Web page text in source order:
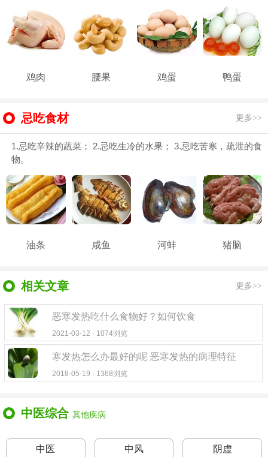
鸡肉 腰果 鸡蛋 鸭蛋
忌吃食材 更多>>
1.忌吃辛辣的蔬菜； 2.忌吃生冷的水果； 3.忌吃苦寒，疏泄的食
物。
油条 咸鱼 河蚌 猪脑
相关文章 更多>>
恶寒发热吃什么食物好？如何饮食
2021-03-12 · 1074浏览
寒发热怎么办最好的呢 恶寒发热的病理特征
2018-05-19 · 1368浏览
中医综合 其他疾病
中医 中风 阴虚